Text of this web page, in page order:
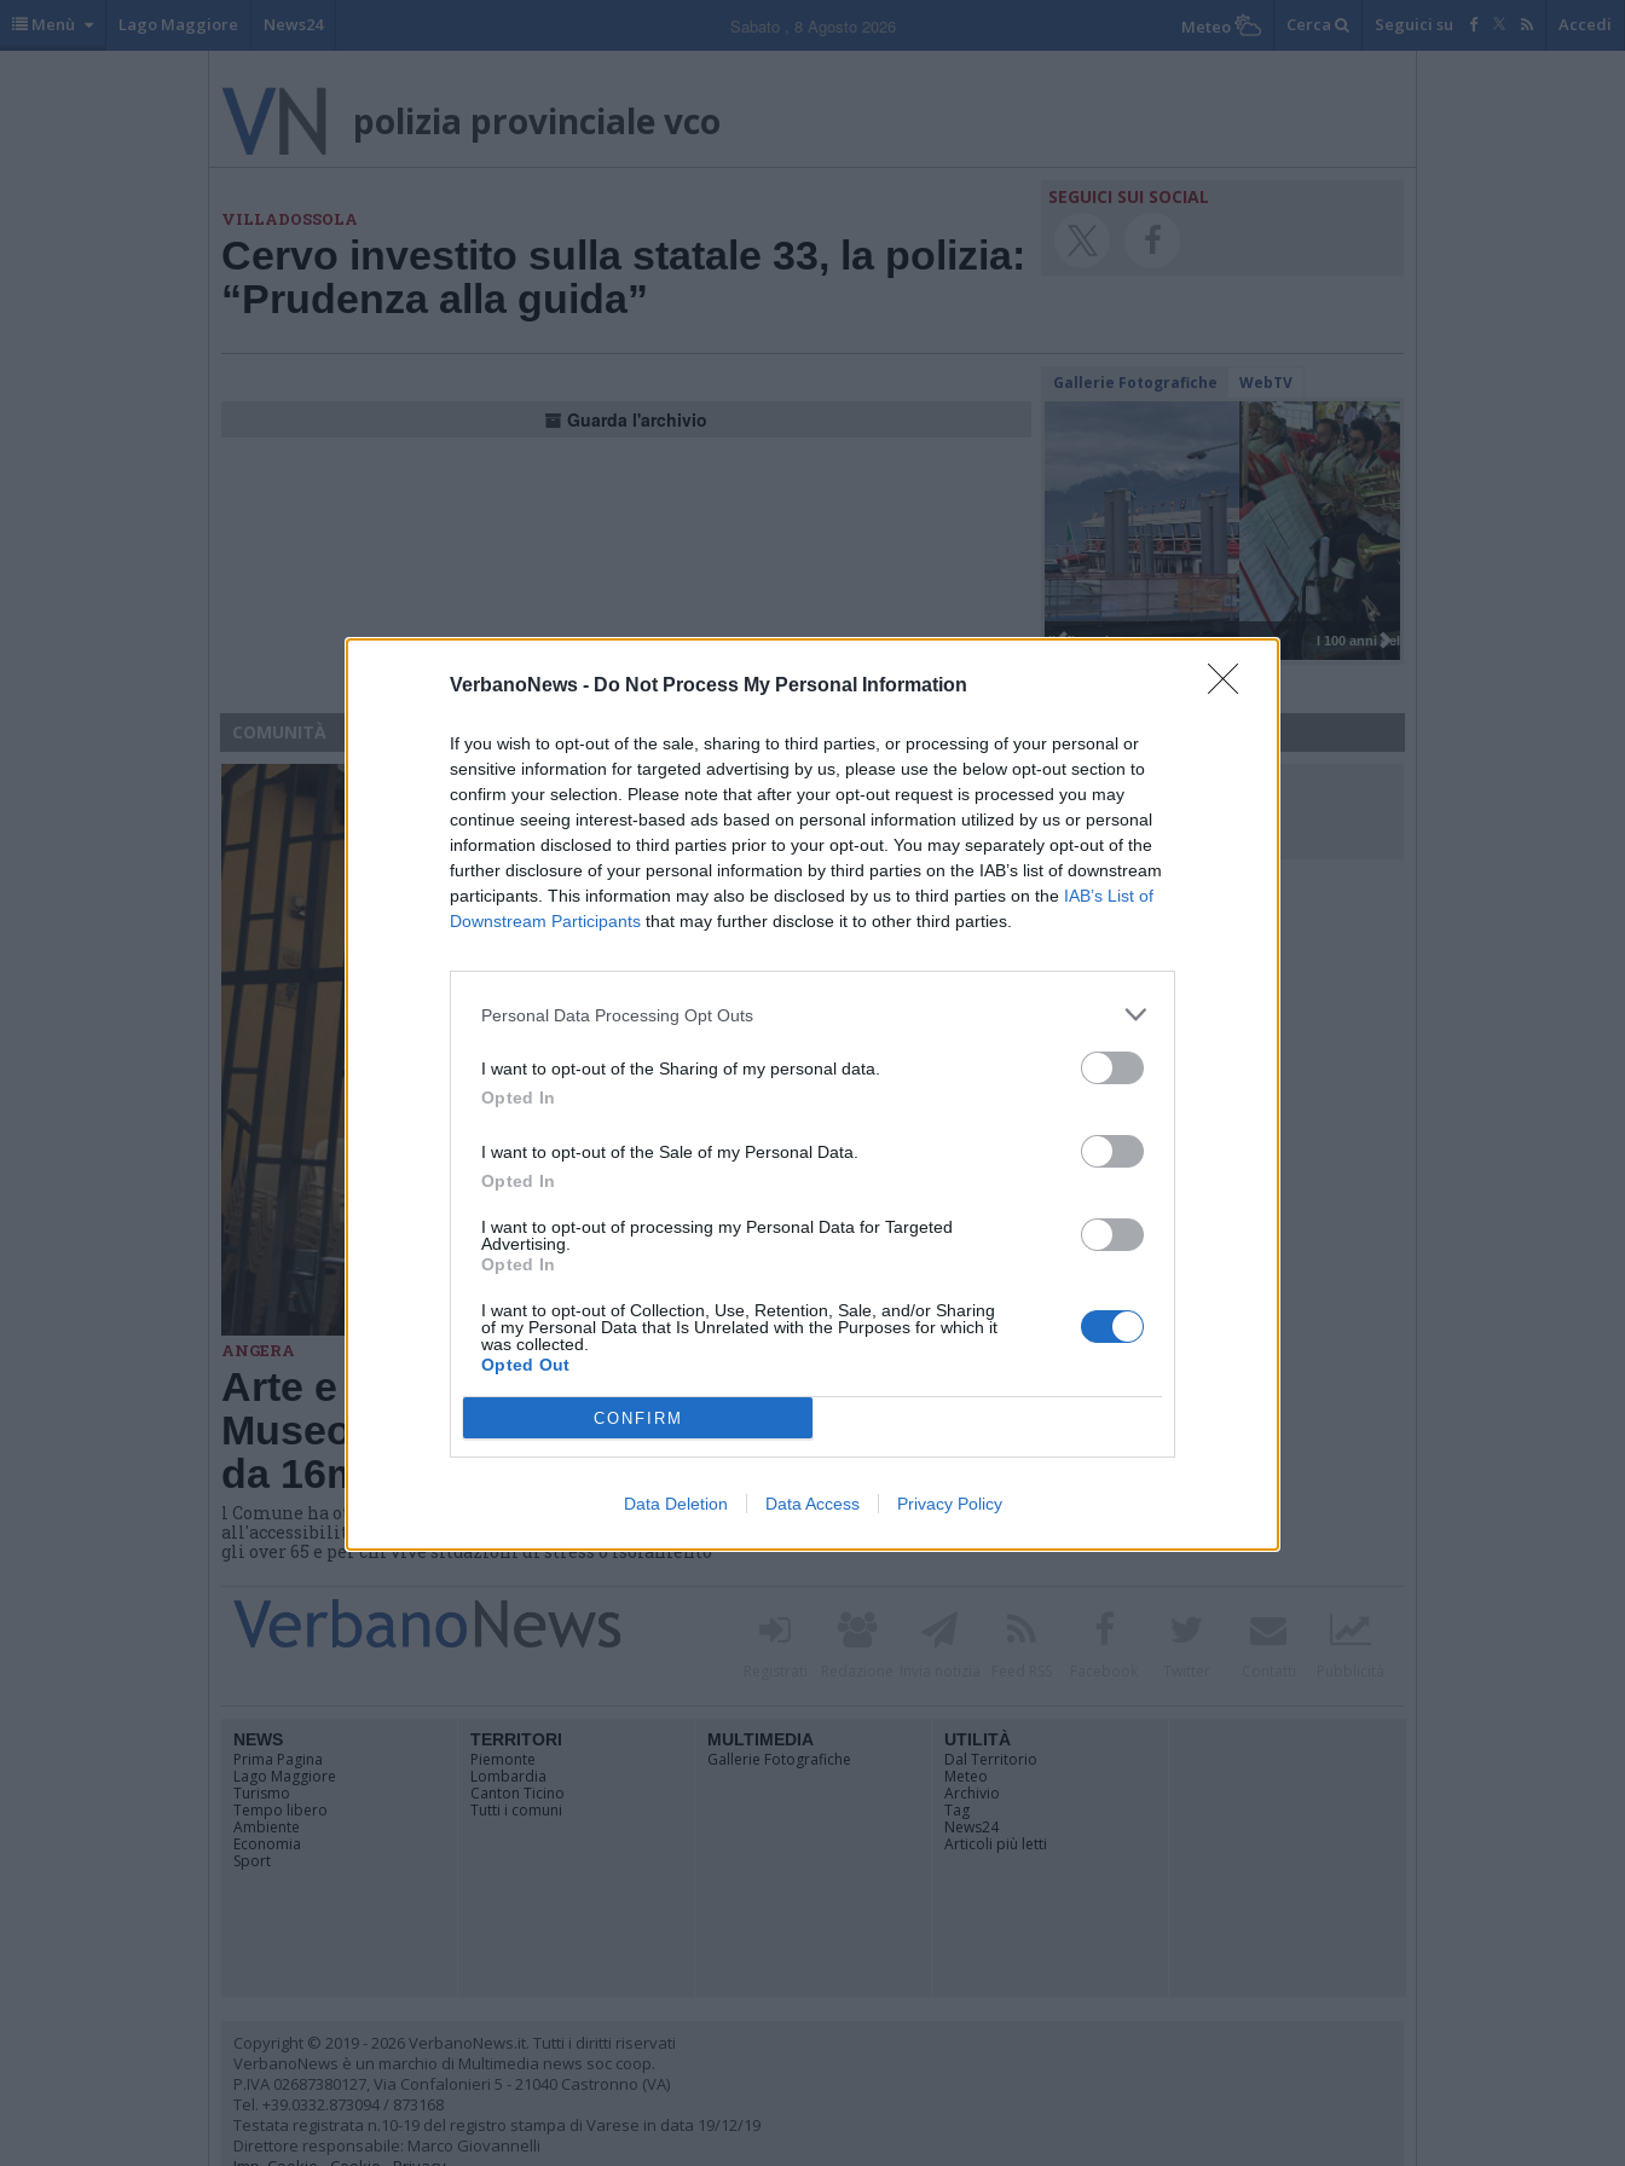
VerbanoNews - Do Not Process My Personal Information
If you wish to opt-out of the sale, sharing to third parties, or processing of your personal or
sensitive information for targeted advertising by us, please use the below opt-out section to
confirm your selection. Please note that after your opt-out request is processed you may
continue seeing interest-based ads based on personal information utilized by us or personal
information disclosed to third parties prior to your opt-out. You may separately opt-out of the
further disclosure of your personal information by third parties on the IAB’s list of downstream
participants. This information may also be disclosed by us to third parties on the IAB’s List of
Downstream Participants that may further disclose it to other third parties.
Personal Data Processing Opt Outs
I want to opt-out of the Sharing of my personal data.
Opted In
I want to opt-out of the Sale of my Personal Data.
Opted In
I want to opt-out of processing my Personal Data for Targeted
Advertising.
Opted In
I want to opt-out of Collection, Use, Retention, Sale, and/or Sharing
of my Personal Data that Is Unrelated with the Purposes for which it
was collected.
Opted Out
CONFIRM
Data Deletion Data Access Privacy Policy
Menù Lago Maggiore News24 Sabato , 8 Agosto 2026 Meteo Cerca Seguici su Accedi
polizia provinciale vco
VILLADOSSOLA
Cervo investito sulla statale 33, la polizia:
“Prudenza alla guida”
SEGUICI SUI SOCIAL
Guarda l'archivio
Gallerie Fotografiche WebTV
I 100 anni del Corpo Musicale di
COMUNITÀ
ANGERA
Arte e benessere nei nuovi percorsi del
Museo di Angera grazie a un contributo
da 16mila euro
l Comune ha ottenuto un contributo da Regione Lombardia per avviare il progetto dedicato
all'accessibilità e all'invecchiamento attivo. Tre diversi percorsi di cura culturale pensati per
gli over 65 e per chi vive situazioni di stress o isolamento
SEGUICI SUI SOCIAL
NEWS
Prima Pagina
Lago Maggiore
Turismo
Tempo libero
Ambiente
Economia
Sport
TERRITORI
Piemonte
Lombardia
Canton Ticino
Tutti i comuni
MULTIMEDIA
Gallerie Fotografiche
UTILITÀ
Dal Territorio
Meteo
Archivio
Tag
News24
Articoli più letti
Copyright © 2019 - 2026 VerbanoNews.it. Tutti i diritti riservati
VerbanoNews è un marchio di Multimedia news soc coop.
P.IVA 02687380127, Via Confalonieri 5 - 21040 Castronno (VA)
Tel. +39.0332.873094 / 873168
Testata registrata n.10-19 del registro stampa di Varese in data 19/12/19
Direttore responsabile: Marco Giovannelli